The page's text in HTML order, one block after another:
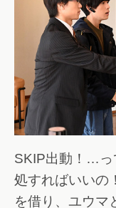
SKIP出動！…っ
処すればいい
を借り、ユウマ